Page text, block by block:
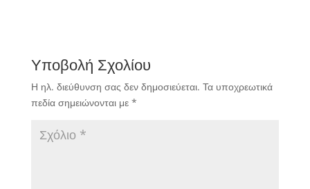
Υποβολή Σχολίου
Η ηλ. διεύθυνση σας δεν δημοσιεύεται. Τα υποχρεωτικά
πεδία σημειώνονται με *